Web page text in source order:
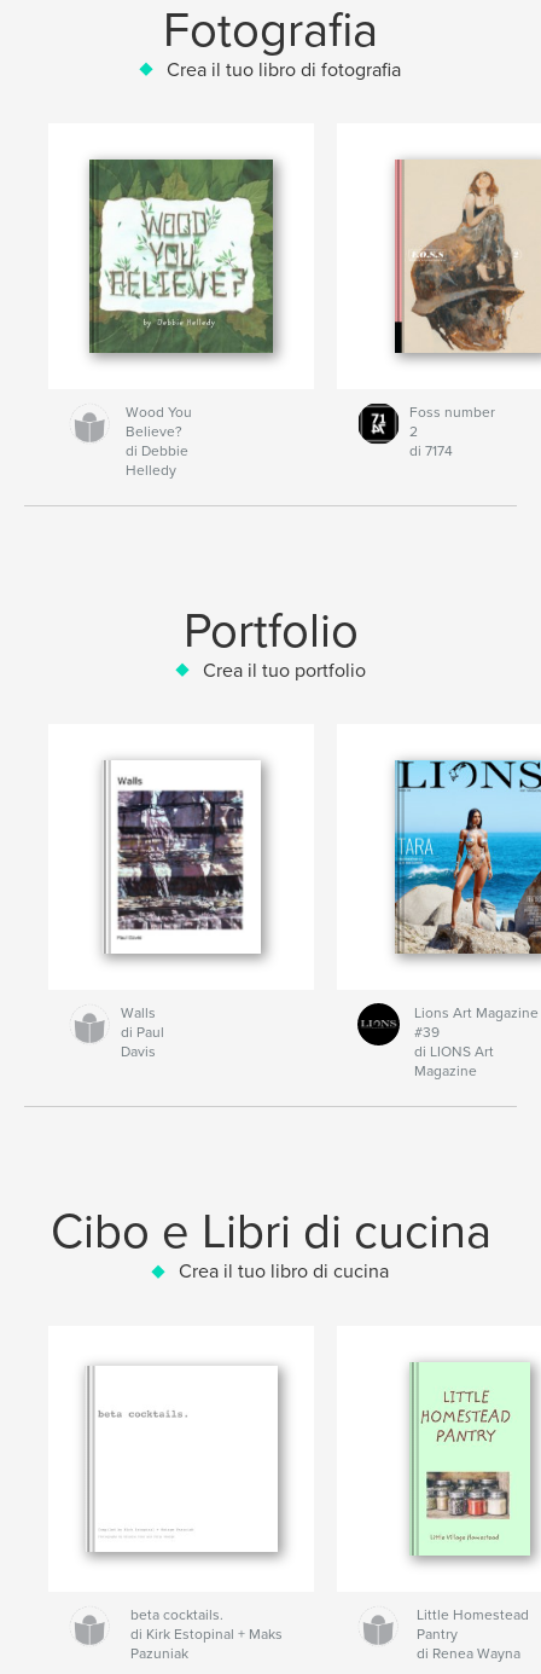
Fotografia
Crea il tuo libro di fotografia
Wood You
Believe?
di Debbie
Helledy
Foss number
2
di 7174
Portfolio
Crea il tuo portfolio
Walls
di Paul
Davis
Lions Art Magazine
#39
di LIONS Art
Magazine
Cibo e Libri di cucina
Crea il tuo libro di cucina
beta cocktails.
di Kirk Estopinal + Maks
Pazuniak
Little Homestead
Pantry
di Renea Wayna